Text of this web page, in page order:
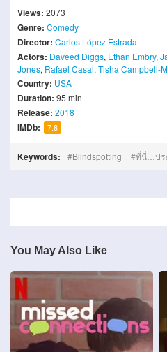
Views: 2073
Genre: Comedy
Director: Carlos López Estrada
Actors: Daveed Diggs, Ethan Embry,
Jones, Rafael Casal, Tisha Campbell-
Country: USA
Duration: 95 min
Release: 2018
IMDb: 7.8
Keywords: Blindspotting ที่นี่…ปร
You May Also Like